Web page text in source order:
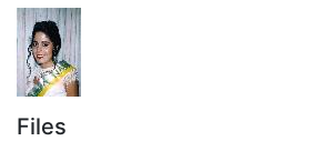
Files